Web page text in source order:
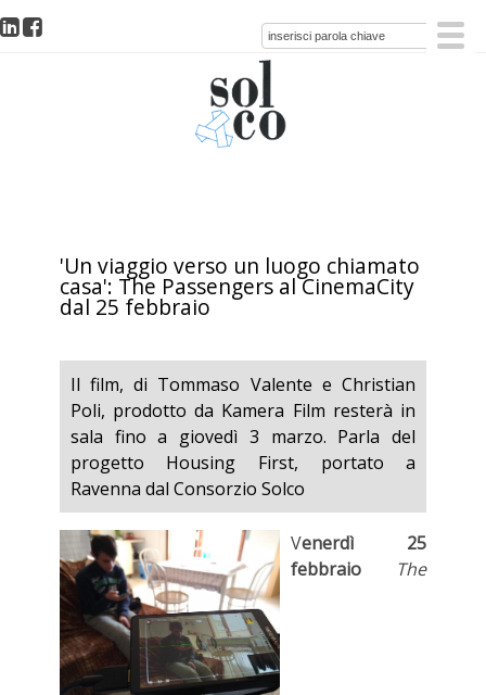
'Un viaggio verso un luogo chiamato
casa': The Passengers al CinemaCity
dal 25 febbraio
Il film, di Tommaso Valente e Christian
Poli, prodotto da Kamera Film resterà in
sala fino a giovedì 3 marzo. Parla del
progetto Housing First, portato a
Ravenna dal Consorzio Solco
Venerdì 25
febbraio
The